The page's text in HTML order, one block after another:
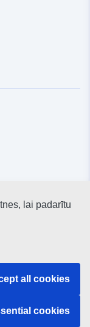
lai padarītu
all cookies
cookies